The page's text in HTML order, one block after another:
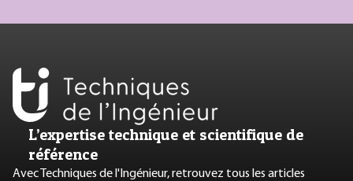
L’expertise technique et scientifique de
référence
Avec Techniques de l'Ingénieur, retrouvez tous les articles